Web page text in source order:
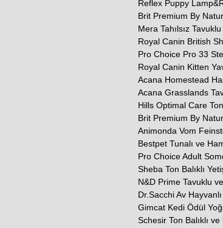
Reflex Puppy
Brit Premium By
Mera Tahılsız
Royal Canin British
Pro Choice Pro 33
Royal Canin Kitten
Acana Homestead
Acana Grasslands
Hills Optimal Care
Brit Premium By
Animonda Vom
Bestpet Tunalı ve
Pro Choice Adult
Sheba Ton Balıklı
N&D Prime Tavuklu
Dr.Sacchi Av
Gimcat Kedi Ödül
Schesir Ton Balıklı